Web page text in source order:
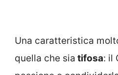
Una caratteristica
quella che sia tifosa: il